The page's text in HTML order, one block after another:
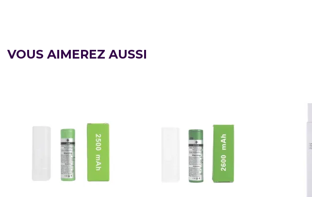
VOUS AIMEREZ AUSSI